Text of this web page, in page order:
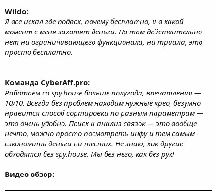
Wildo:
Я все искал где подвох, почему бесплатно, и в какой
момент с меня захотят деньги. Но там действительно
нет ни ограничивающего функционала, ни триала, это
просто бесплатно.
Команда CyberAff.pro:
Работаем со spy.house больше полугода, впечатления —
10/10. Всегда без проблем находим нужные крео, безумно
нравится способ сортировки по разным параметрам —
это очень удобно. Поиск и анализ связок — это вообще
нечто, можно просто посмотреть инфу и тем самым
сэкономить деньги на тестах. Не знаю, как другие
обходятся без spy.house. Мы без него, как без рук!
Видео обзор: